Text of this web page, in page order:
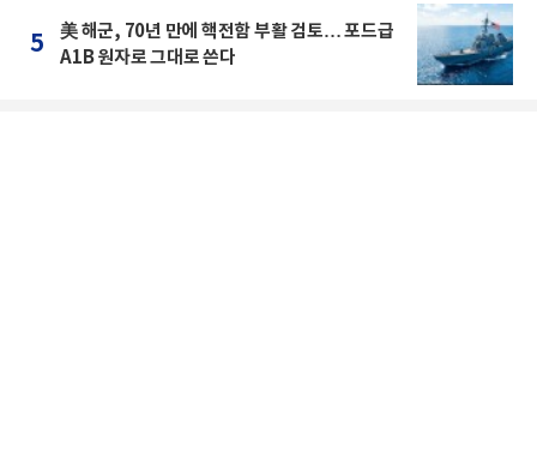
5
美 해군, 70년 만에 핵전함 부활 검토… 포드급
A1B 원자로 그대로 쓴다